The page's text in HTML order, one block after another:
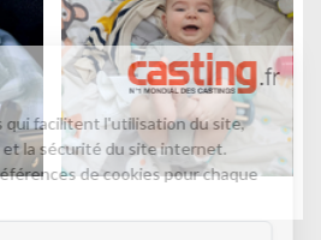
qui facilitent l'utilisation du site,
et la sécurité du site internet.
de cookies pour chaque